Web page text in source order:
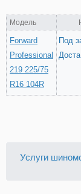
Модель
Forward
Professional
219 225/75
R16 104R
Под
Услуги